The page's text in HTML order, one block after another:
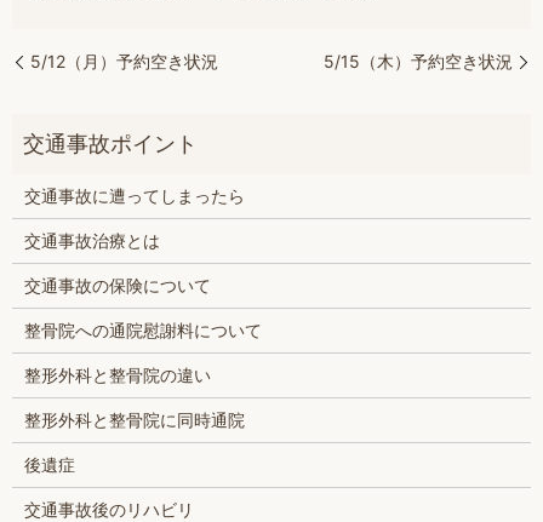
5/12（月）予約空き状況 5/15（木）予約空き状況
交通事故に遭ってしまったら
交通事故治療とは
交通事故の保険について
整骨院への通院慰謝料について
整形外科と整骨院の違い
整形外科と整骨院に同時通院
後遺症
交通事故後のリハビリ